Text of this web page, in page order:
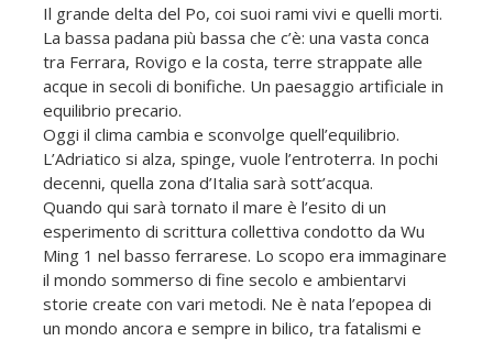
Il grande delta del Po, coi suoi rami vivi e quelli morti.
La bassa padana più bassa che c’è: una vasta conca
tra Ferrara, Rovigo e la costa, terre strappate alle
acque in secoli di bonifiche. Un paesaggio artificiale in
equilibrio precario.
Oggi il clima cambia e sconvolge quell’equilibrio.
L’Adriatico si alza, spinge, vuole l’entroterra. In pochi
decenni, quella zona d’Italia sarà sott’acqua.
Quando qui sarà tornato il mare è l’esito di un
esperimento di scrittura collettiva condotto da Wu
Ming 1 nel basso ferrarese. Lo scopo era immaginare
il mondo sommerso di fine secolo e ambientarvi
storie create con vari metodi. Ne è nata l’epopea di
un mondo ancora e sempre in bilico, tra fatalismi e